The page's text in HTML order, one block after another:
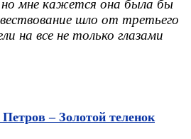
но мне кажется она была бы
шло от третьего
на все не только глазами
– Золотой теленок